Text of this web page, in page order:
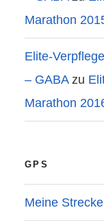
Marathon
Elite-
– GABAzu
Marathon
GPS
Meine